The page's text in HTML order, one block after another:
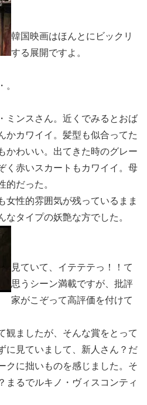
韓国映画はほんとにビックリ
する展開ですよ。
。
ミンスさん。近くでみるとおば
かカワイイ。髪型も似合ってた
かわいい。出てきた時のグレー
く赤いスカートもカワイイ。母
的だった。
女性的雰囲気が残っているまま
タイプの妖艶な方でした。
見ていて、イテテテっ！！て
思うシーン満載ですが、批評
家がこぞって高評価を付けて
観ましたが、そんな賞をとって
に見ていまして、新人さん？だ
クに拙いものを感じました。そ
まるでルキノ・ヴィスコンティ